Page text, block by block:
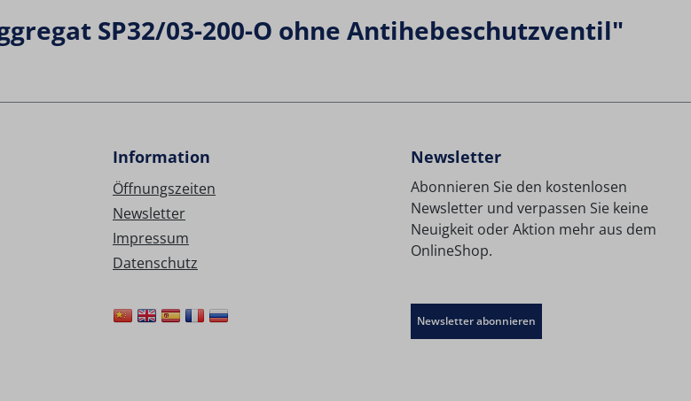
SP32/03-200-O ohne Antihebeschutzventil"
Information
Öffnungszeiten
Newsletter
Impressum
Datenschutz
Newsletter
Abonnieren Sie den kostenlosen
Newsletter und verpassen Sie keine
Neuigkeit oder Aktion mehr aus dem
OnlineShop.
Newsletter abonnieren